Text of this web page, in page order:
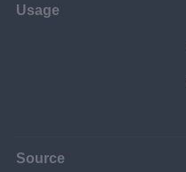
Usage
Source